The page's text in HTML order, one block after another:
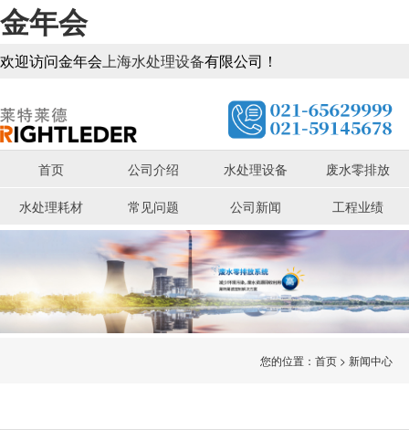
金年会
欢迎访问金年会上海水处理设备有限公司！
首页 公司介绍 水处理设备 废水零排放
水处理耗材 常见问题 公司新闻 工程业绩
您的位置： 首页 > 新闻中心